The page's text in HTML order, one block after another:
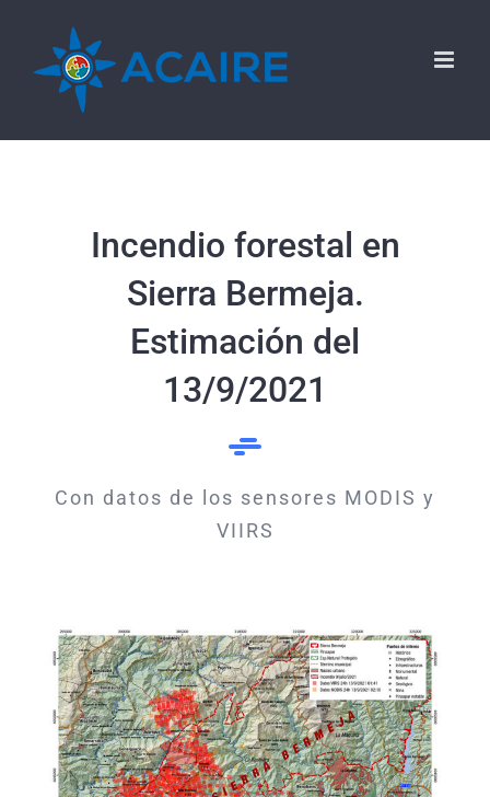
contenido
Incendio forestal en
Sierra Bermeja.
Estimación del
13/9/2021
Con datos de los sensores MODIS y
VIIRS